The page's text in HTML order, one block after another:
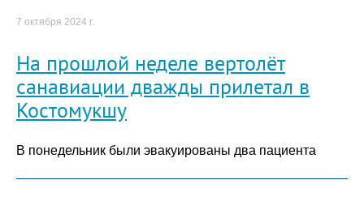
7 октября 2024 г.
На прошлой неделе вертолёт
санавиации дважды прилетал в
Костомукшу
В понедельник были эвакуированы два пациента